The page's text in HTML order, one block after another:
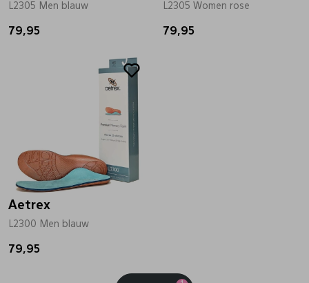
L2305 Men blauw
79,95
L2305 Women rose
79,95
Aetrex
L2300 Men blauw
79,95